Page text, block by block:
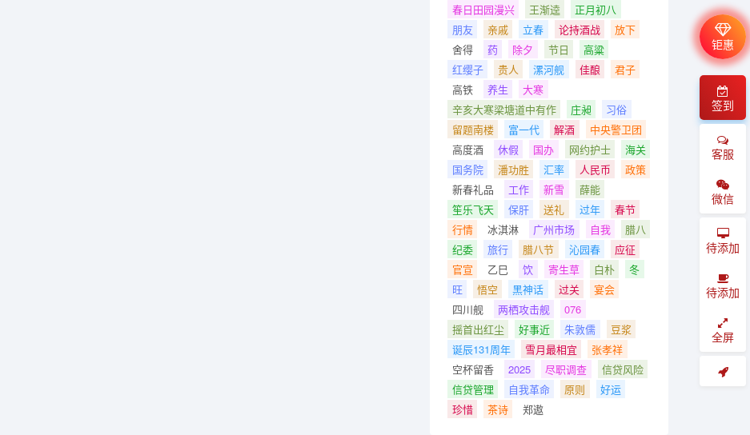
春日田园漫兴
王渐逵
正月初八
朋友
亲戚 立春 论持酒战
放下
舍得
药 除夕 节日
高粱
红缨子
贵人 漯河舰 佳酿
君子
高铁
养生
大寒
辛亥大寒梁塘道中有作
庄昶
习俗
留题南楼
富一代 解酒
中央警卫团
高度酒
休假 国办 网约护士
海关
国务院
潘功胜 汇率 人民币
政策
新春礼品
工作 新雪
薛能
笙乐飞天
保肝 送礼 过年
春节
行情
冰淇淋 广州市场 自我
腊八
纪委
旅行 腊八节 沁园春
应征
官宣
乙巳 饮 寄生草 白朴
冬
旺
悟空 黑神话 过关
宴会
四川舰
两栖攻击舰
076
摇首出红尘
好事近 朱敦儒
豆浆
诞辰131周年
雪月最相宜
张孝祥
空杯留香
2025 尽职调查
信贷风险
信贷管理
自我革命 原则
好运
珍惜
茶诗 郑遨
钜惠
签到
客服
微信
待添加
待添加
全屏